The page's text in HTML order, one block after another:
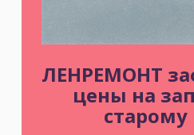
ЛЕНРЕМОНТ
цены на
старому